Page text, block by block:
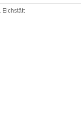
Eichstätt